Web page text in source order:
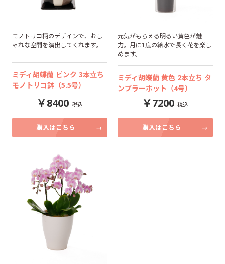
モノトリコ柄のデザインで、おし
ゃれな空間を演出してくれます。
ミディ胡蝶蘭 ピンク 3本立ち
モノトリコ鉢（5.5号）
8400
購入はこちら
元気がもらえる明るい黄色が魅
力。月に1度の給水で長く花を楽し
めます。
ミディ胡蝶蘭 黄色 2本立ち タ
ンブラーポット（4号）
7200
購入はこちら